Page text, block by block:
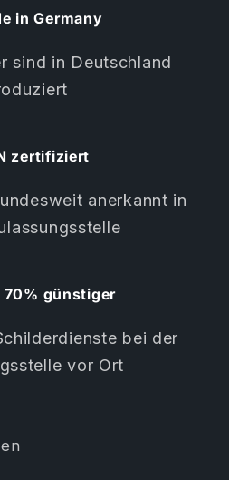
in Germany
sind in Deutschland
zertifiziert
anerkannt in
70% günstiger
bei der
vor Ort